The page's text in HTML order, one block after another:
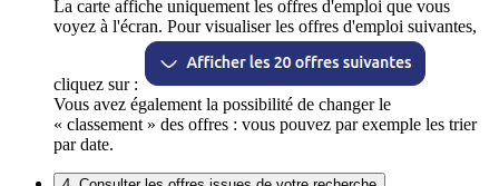
La carte affiche uniquement les offres d'emploi que vous
voyez à l'écran. Pour visualiser les offres d'emploi suivantes,
cliquez sur :
Vous avez également la possibilité de changer le
« classement » des offres : vous pouvez par exemple les trier
par date.